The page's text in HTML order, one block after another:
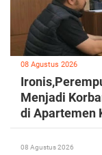
08 Agustus 2026
Menjadi
di Apartemen
08 Agustus 2026